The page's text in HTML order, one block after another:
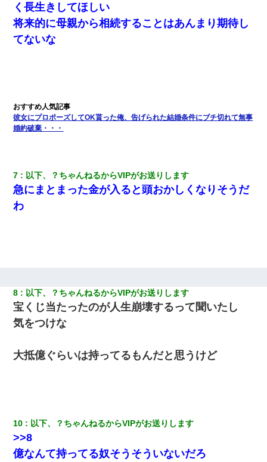
全く親しくないママ友Aから突然「飲み会しよう」と誘われたがお
断りした。後日Aの企みを知ってゾッとするやら腹立つやら！
ずっとニートだと思ってた同居の義弟が投資で旦那より稼いでる
とか知らなかった…
く長生きしてほしい
将来的に母親から相続することはあんまり期待し
てないな
彼女にプロポーズしてOK貰った俺、告げられた結婚条件にブチ切れて無事
婚約破棄・・・
7 以下、？ちゃんねるからVIPがお送りします
急にまとまった金が入ると頭おかしくなりそうだ
わ
8 以下、？ちゃんねるからVIPがお送りします
宝くじ当たったのが人生崩壊するって聞いたし
気をつけな
大抵億ぐらいは持ってるもんだと思うけど
10 以下、？ちゃんねるからVIPがお送りします
>>8
億なんて持ってる奴そうそういないだろ